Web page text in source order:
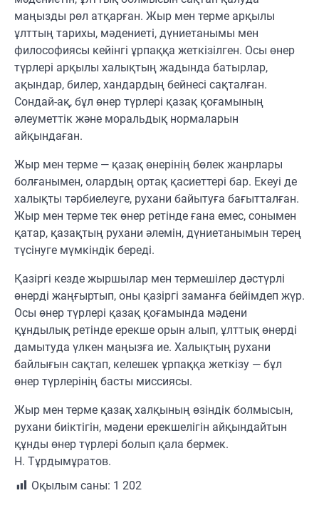
маңызды рөл атқарған. Жыр мен терме арқылы
ұлттың тарихы, мәдениеті, дүниетанымы мен
философиясы кейінгі ұрпаққа жеткізілген. Осы өнер
түрлері арқылы халықтың жадында батырлар,
ақындар, билер, хандардың бейнесі сақталған.
Сондай-ақ, бұл өнер түрлері қазақ қоғамының
әлеуметтік және моральдық нормаларын
айқындаған.
Жыр мен терме — қазақ өнерінің бөлек жанрлары
болғанымен, олардың ортақ қасиеттері бар. Екеуі де
халықты тәрбиелеуге, рухани байытуға бағытталған.
Жыр мен терме тек өнер ретінде ғана емес, сонымен
қатар, қазақтың рухани әлемін, дүниетанымын терең
түсінуге мүмкіндік береді.
Қазіргі кезде жыршылар мен термешілер дәстүрлі
өнерді жаңғыртып, оны қазіргі заманға бейімдеп жүр.
Осы өнер түрлері қазақ қоғамында мәдени
құндылық ретінде ерекше орын алып, ұлттық өнерді
дамытуда үлкен маңызға ие. Халықтың рухани
байлығын сақтап, келешек ұрпаққа жеткізу — бұл
өнер түрлерінің басты миссиясы.
Жыр мен терме қазақ халқының өзіндік болмысын,
рухани биіктігін, мәдени ерекшелігін айқындайтын
құнды өнер түрлері болып қала бермек.
Н. Тұрдымұратов.
Оқылым саны: 1 202